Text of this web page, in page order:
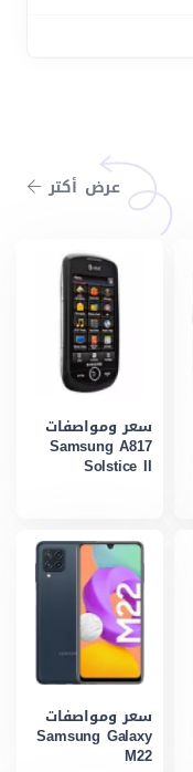
عرض أكتر
سعر ومواصفات
Samsung A817
Solstice II
سعر ومواصفات
Samsung Galaxy
M22